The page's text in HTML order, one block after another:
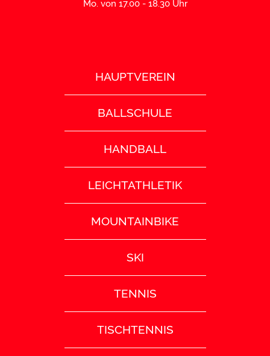
Mo. von 17.00 - 18.30 Uhr
HAUPTVEREIN
BALLSCHULE
HANDBALL
LEICHTATHLETIK
MOUNTAINBIKE
SKI
TENNIS
TISCHTENNIS